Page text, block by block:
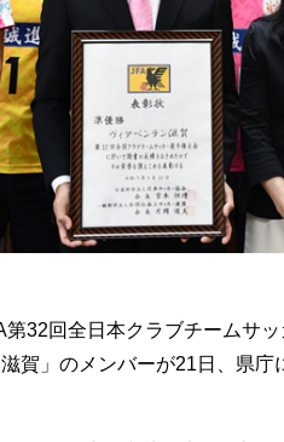
32回全日本クラブチームサ
賀」のメンバーが21日、県